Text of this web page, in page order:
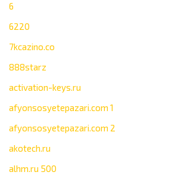
6
6220
7kcazino.co
888starz
activation-keys.ru
afyonsosyetepazari.com 1
afyonsosyetepazari.com 2
akotech.ru
alhm.ru 500